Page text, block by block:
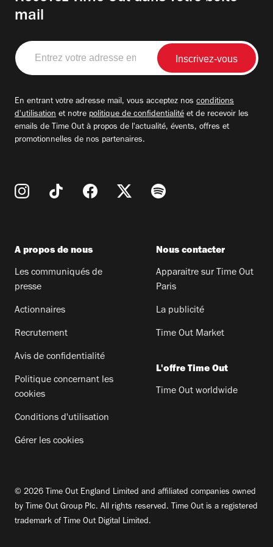
mail
Entrez
votre
adresse
En entrant votre adresse mail, vous acceptez nos conditions
d'utilisation et notre politique de confidentialité et de recevoir les
emails de Time Out à propos de l'actualité, évents, offres et
promotionnelles de nos partenaires.
A propos de nous
Les communiqués de
presse
Actionnaires
Recrutement
Avis de confidentialité
Politique concernant les
cookies
Conditions d'utilisation
Gérer les cookies
Nous contacter
Apparaitre sur Time Out
Paris
La publicité
Time Out Market
L'offre Time Out
Time Out worldwide
© 2026 Time Out England Limited and affiliated companies owned
by Time Out Group Plc. All rights reserved. Time Out is a registered
trademark of Time Out Digital Limited.